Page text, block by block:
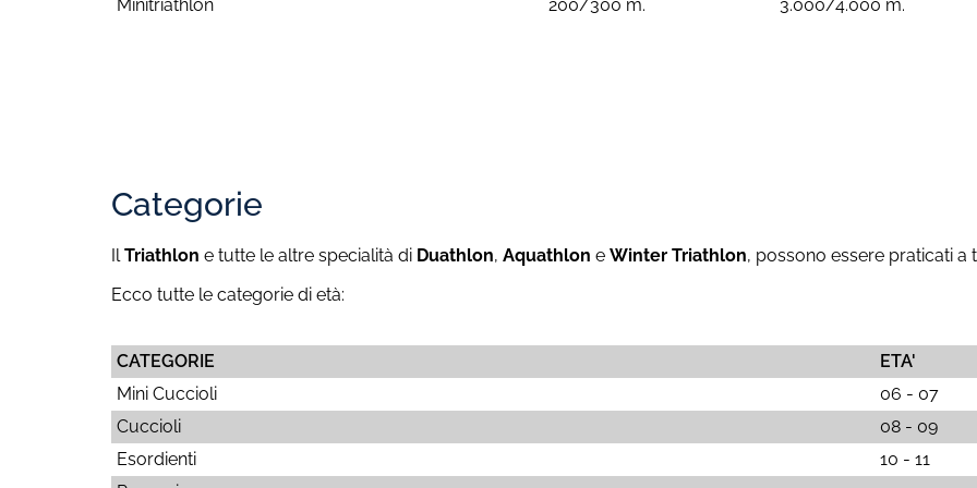
Minitriathlon 200/300 m. 3.000/4.000 m.
Categorie
Il Triathlon e tutte le altre specialità di Duathlon, Aquathlon e Winter Triathlon, possono essere praticati a
Ecco tutte le categorie di età:
CATEGORIE
ETA'
Mini Cuccioli
06 - 07
Cuccioli
08 - 09
Esordienti
10 - 11